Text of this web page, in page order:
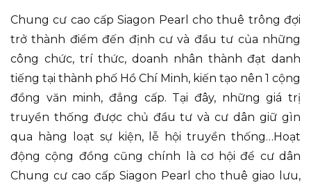
Chung cư cao cấp Siagon Pearl cho thuê trông đợi
trở thành điểm đến định cư và đầu tư của những
công chức, trí thức, doanh nhân thành đạt danh
tiếng tại thành phố Hồ Chí Minh, kiến tạo nên 1 cộng
đồng văn minh, đẳng cấp. Tại đây, những giá trị
truyền thống được chủ đầu tư và cư dân giữ gìn
qua hàng loạt sự kiện, lễ hội truyền thống…Hoạt
động cộng đồng cũng chính là cơ hội để cư dân
Chung cư cao cấp Siagon Pearl cho thuê giao lưu,